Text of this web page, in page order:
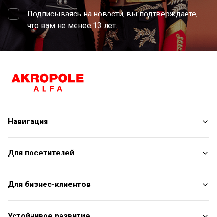
Подписываясь на новости, вы подтверждаете,
что вам не менее 13 лет.
Навигация
Услуги
Развлечения
Рестораны
Для посетителей
С животными
Контакты
Для бизнес-клиентов